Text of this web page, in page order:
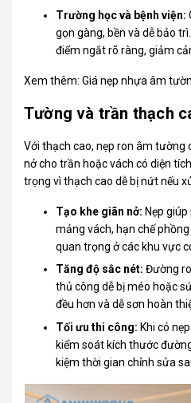
Trường học và bệnh viện:
gọn gàng, bền và dễ bảo
điểm ngắt rõ ràng, giảm
Xem thêm:Giá nẹp nhựa âm
Tường và trần thạch
Với thạch cao, nẹp ron âm tường
nở cho trần hoặc vách có diện
trọng vì thạch cao dễ bị nứt nếu
Tạo khe giãn nở: Nẹp
mảng vách, hạn chế
quan trọng ở các khu vực
Tăng độ sắc nét: Đường
thủ công dễ bị méo hoặc
đều hơn và dễ sơn hoàn
Tối ưu thi công: Khi có
kiểm soát kích thước
kiệm thời gian chỉnh sửa